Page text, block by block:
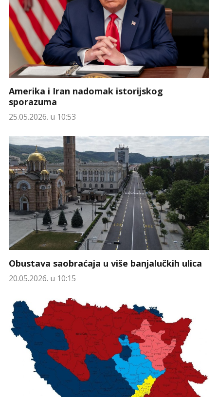
Amerika i Iran nadomak istorijskog
sporazuma
25.05.2026. u 10:53
Obustava saobraćaja u više banjalučkih ulica
20.05.2026. u 10:15